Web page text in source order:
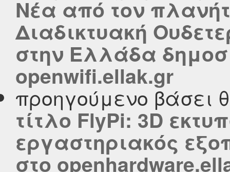
Νέα από τον
Διαδικτυακή
στην Ελλάδα
openwifi.ellak.gr
προηγούμενο βάσει
τίτλο FlyPi: 3D
εργαστηριακός
στο